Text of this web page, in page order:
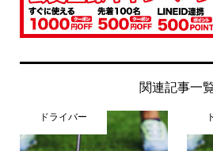
関連記事一
ドライバー